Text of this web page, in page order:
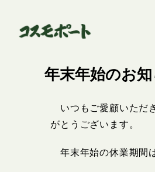
年末年始のお
いつもご愛顧いただ
がとうございます。
年末年始の休業期間